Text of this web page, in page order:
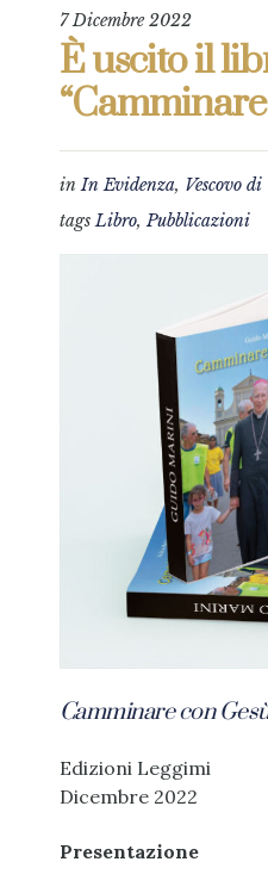
7 Dicembre 2022
È uscito il
inIn Evidenza, Vescovo
tagsLibro,Pubblicazioni
Camminare con
Edizioni Leggimi
Dicembre 2022
Presentazione